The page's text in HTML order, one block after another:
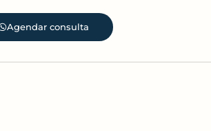
Agendar consulta